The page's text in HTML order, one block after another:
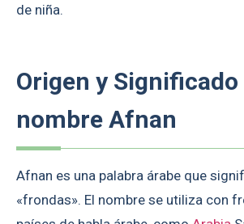
de niña.
Origen y Significado
nombre Afnan
Afnan es una palabra árabe que
«frondas». El nombre se utiliza con